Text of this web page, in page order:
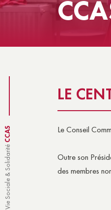
Vie Sociale & Solidarité
CCAS
LE
Le Conseil
Outre son
des membres